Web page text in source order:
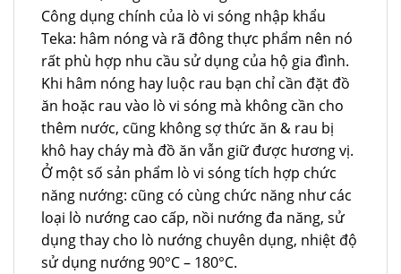
Công dụng chính của lò vi sóng nhập khẩu
Teka: hâm nóng và rã đông thực phẩm nên nó
rất phù hợp nhu cầu sử dụng của hộ gia đình.
Khi hâm nóng hay luộc rau bạn chỉ cần đặt đồ
ăn hoặc rau vào lò vi sóng mà không cần cho
thêm nước, cũng không sợ thức ăn & rau bị
khô hay cháy mà đồ ăn vẫn giữ được hương vị.
Ở một số sản phẩm lò vi sóng tích hợp chức
năng nướng: cũng có cùng chức năng như các
loại lò nướng cao cấp, nồi nướng đa năng, sử
dụng thay cho lò nướng chuyên dụng, nhiệt độ
sử dụng nướng 90°C – 180°C.